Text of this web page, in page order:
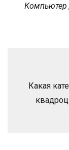
Компьютер
Какая